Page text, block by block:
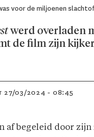
voor de miljoenen
werd overladen
de film zijn
27/03/2024 - 08:45
begeleid door